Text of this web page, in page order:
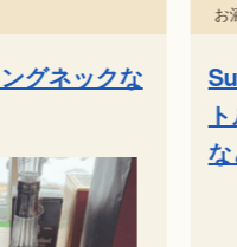
グネックな
お
ト
な